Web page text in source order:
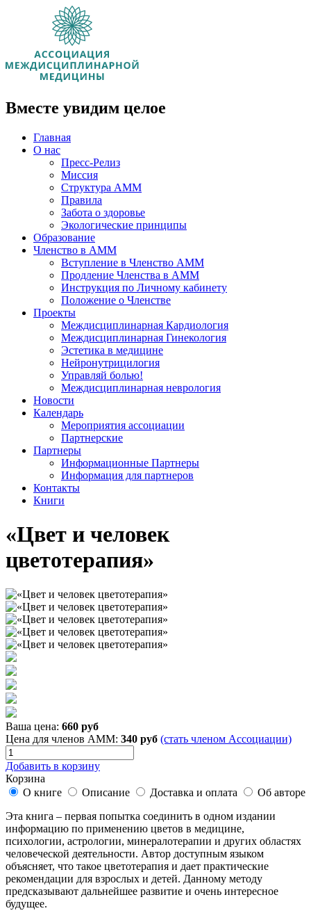
Вместе увидим целое
Главная
О нас
Пресс-Релиз
Миссия
Структура АММ
Правила
Забота о здоровье
Экологические принципы
Образование
Членство в АММ
Вступление в Членство АММ
Продление Членства в АММ
Инструкция по Личному кабинету
Положение о Членстве
Проекты
Междисциплинарная Кардиология
Междисциплинарная Гинекология
Эстетика в медицине
Нейронутрицилогия
Управляй болью!
Междисциплинарная неврология
Новости
Календарь
Мероприятия ассоциации
Партнерские
Партнеры
Информационные Партнеры
Информация для партнеров
Контакты
Книги
«Цвет и человек
цветотерапия»
Ваша цена: 660 руб
Цена для членов АММ: 340 руб (стать членом Ассоциации)
Добавить в корзину
Корзина
О книге
Описание Доставка и оплата
Об авторе
Эта книга – первая попытка соединить в одном издании
информацию по применению цветов в медицине,
психологии, астрологии, минералотерапии и других областях
человеческой деятельности. Автор доступным языком
объясняет, что такое цветотерапия и дает практические
рекомендации для взрослых и детей. Данному методу
предсказывают дальнейшее развитие и очень интересное
будущее.